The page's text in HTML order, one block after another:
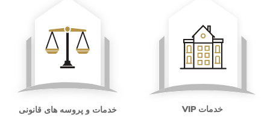
خدمات VIP خدمات و پروسه های قانونی